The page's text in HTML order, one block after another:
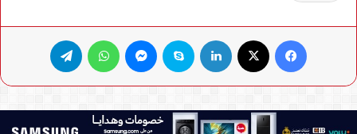
فيسبوك لينكدإن سكايب ماسنجر واتساب